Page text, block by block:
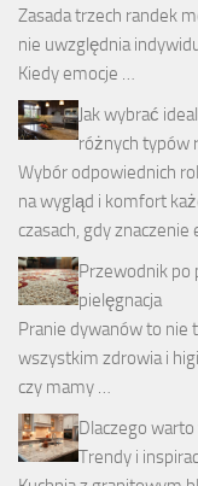
Zasada trzech randek
nie uwzględnia
Kiedy emocje …
Jak wybrać
różnych typów
Wybór odpowiednich
na wygląd i komfort
czasach, gdy
Przewodnik po
pielęgnacja
Pranie dywanów to nie
wszystkim zdrowia i
czy mamy …
Dlaczego
Trendy i